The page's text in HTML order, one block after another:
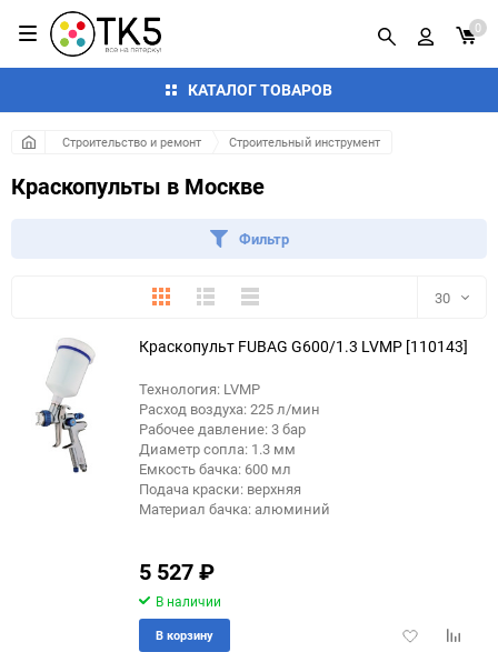
КАТАЛОГ ТОВАРОВ
0
Строительство и ремонт Строительный инструмент
Краскопульты в Москве
Фильтр
ПлиткаПодробноКомпактно 30
30
Краскопульт FUBAG G600/1.3 LVMP [110143]
Технология: LVMP
Расход воздуха: 225 л/мин
Рабочее давление: 3 бар
Диаметр сопла: 1.3 мм
Емкость бачка: 600 мл
Подача краски: верхняя
Материал бачка: алюминий
5 527₽
В наличии
Добавить
В корзину